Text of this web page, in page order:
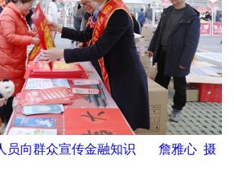
员向群众宣传金融知识 詹雅心 摄